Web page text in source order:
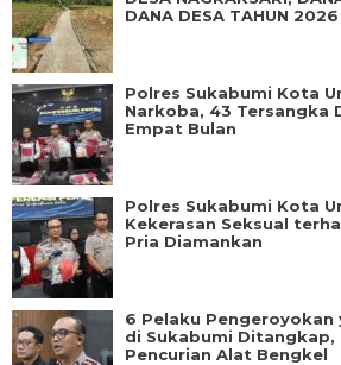
DANA DESA TAHUN 2026
Polres Sukabumi Kota
Narkoba, 43 Tersangka
Empat Bulan
Polres Sukabumi Kota
Kekerasan Seksual
Pria Diamankan
6 Pelaku Pengeroyokan
di Sukabumi
Pencurian Alat Bengkel